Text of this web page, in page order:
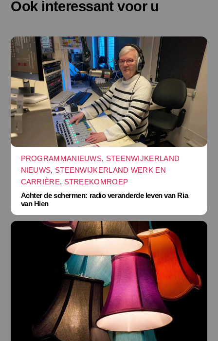
Ook interessant voor u
PROGRAMMANIEUWS, STEENWIJKERLAND
NIEUWS, STEENWIJKERLAND WERK EN
CARRIÈRE, STREEKOMROEP
Achter de schermen: radio veranderde leven van Ria
van Hien